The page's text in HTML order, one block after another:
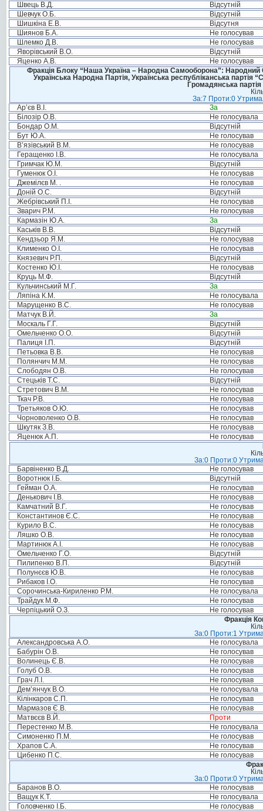
Швець В.Д.
Відсутній
Шевчук О.Б.
Відсутній
Шишкіна Е.В.
Відсутня
Шиянов Б.А.
Не голосував
Шлемко Д.В.
Не голосував
Яворівський В.О.
Відсутній
Яценко А.В.
Не голосував
Фракція Блоку “Наша Україна – Народна Самооборона”: Народний
Українська Народна Партія, Українська республіканська
Громадянська
За:7 Проти:0
Ар’єв В.І.
За
Білозір О.В.
Не голосувала
Бондар О.М.
Відсутній
Бут Ю.А.
Не голосував
В’язівський В.М.
Не голосував
Геращенко І.В.
Не голосувала
Гримчак Ю.М.
Відсутній
Гуменюк О.І.
Не голосував
Джемілєв М. .
Не голосував
Доній О.С.
Відсутній
Жебрівський П.І.
Не голосував
Зварич Р.М.
Не голосував
Кармазін Ю.А.
За
Каськів В.В.
Відсутній
Кендзьор Я.М.
Не голосував
Клименко О.І.
Не голосував
Князевич Р.П.
Відсутній
Костенко Ю.І.
Не голосував
Круць М.Ф.
Відсутній
Кульчинський М.Г.
За
Ляпіна К.М.
Не голосувала
Марущенко В.С.
Не голосував
Матчук В.Й.
За
Москаль Г.Г.
Відсутній
Омельченко О.О.
Відсутній
Палиця І.П.
Відсутній
Петьовка В.В.
Не голосував
Полянчич М.М.
Не голосував
Слободян О.В.
Не голосував
Стецьків Т.С.
Відсутній
Стретович В.М.
Не голосував
Ткач Р.В.
Не голосував
Третьяков О.Ю.
Не голосував
Чорноволенко О.В.
Не голосував
Шкутяк З.В.
Не голосував
Яценюк А.П.
Не голосував
За:0 Проти:0
Барвіненко В.Д.
Не голосував
Воротнюк І.Б.
Відсутній
Гейман О.А.
Не голосував
Денькович І.В.
Не голосував
Камчатний В.Г.
Не голосував
Константинов Є.С.
Не голосував
Курило В.С.
Не голосував
Ляшко О.В.
Не голосував
Мартинюк А.І.
Не голосував
Омельченко Г.О.
Відсутній
Пилипенко В.П.
Відсутній
Полунєєв Ю.В.
Не голосував
Рибаков І.О.
Не голосував
Сорочинська-Кириленко Р.М.
Не голосувала
Трайдук М.Ф.
Не голосував
Черпіцький О.З.
Не голосував
Фракція
За:0 Проти:1
Александровська А.О.
Не голосувала
Бабурін О.В.
Не голосував
Волинець Є.В.
Не голосував
Голуб О.В.
Не голосував
Грач Л.І.
Не голосував
Дем’янчук В.О.
Не голосувала
Кілінкаров С.П.
Не голосував
Мармазов Є.В.
Не голосував
Матвєєв В.Й.
Проти
Перестенко М.В.
Не голосувала
Симоненко П.М.
Не голосував
Храпов С.А.
Не голосував
Цибенко П.С.
Не голосував
За:0 Проти:0
Баранов В.О.
Не голосував
Ващук К.Т.
Не голосувала
Головченко І.Б.
Не голосував